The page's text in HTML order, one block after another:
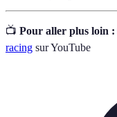
📺 Pour aller plus loin :
racing sur YouTube